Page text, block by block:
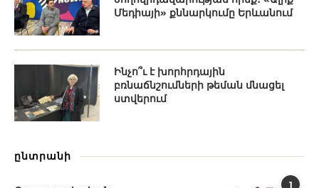
Մեդիայի» քննարկումը Երևանում
Ինչո՞ւ է խորհրդային
բռնաճնշումների թեման մնացել
ստվերում
ընտրանի
1